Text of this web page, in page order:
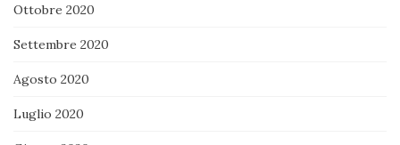
Ottobre 2020
Settembre 2020
Agosto 2020
Luglio 2020